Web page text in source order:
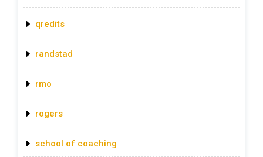
qredits
randstad
rmo
rogers
school of coaching